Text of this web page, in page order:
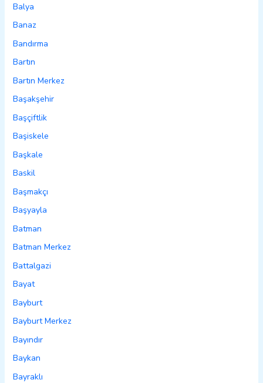
Balya
Banaz
Bandırma
Bartın
Bartın Merkez
Başakşehir
Başçiftlik
Başiskele
Başkale
Baskil
Başmakçı
Başyayla
Batman
Batman Merkez
Battalgazi
Bayat
Bayburt
Bayburt Merkez
Bayındır
Baykan
Bayraklı